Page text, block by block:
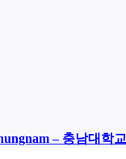
– 충남대학교